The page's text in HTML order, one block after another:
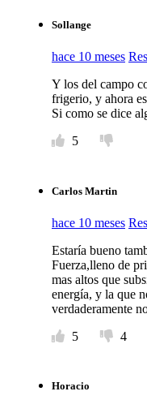
Sollange
hace 10 meses
Y los del campo
frigerio, y ahora
Si como se dice
5
Carlos Martin
hace 10 meses
Estaría bueno
Fuerza,lleno de
mas altos que
energía, y la que
verdaderamente
5
4
Horacio